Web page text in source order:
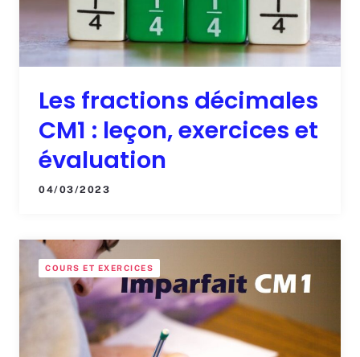
Les fractions décimales
CM1 : leçon, exercices et
évaluation
04/03/2023
COURS ET EXERCICES